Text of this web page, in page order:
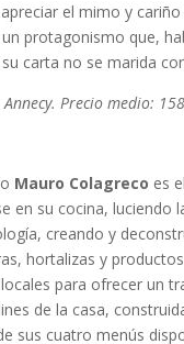
el mimo y
protagonismo que,
carta no se marida
Annecy. Precio medio:
Mauro Colagreco es
en su cocina, luciendo
creando y
hortalizas y
para ofrecer un
de la casa,
sus cuatro menús